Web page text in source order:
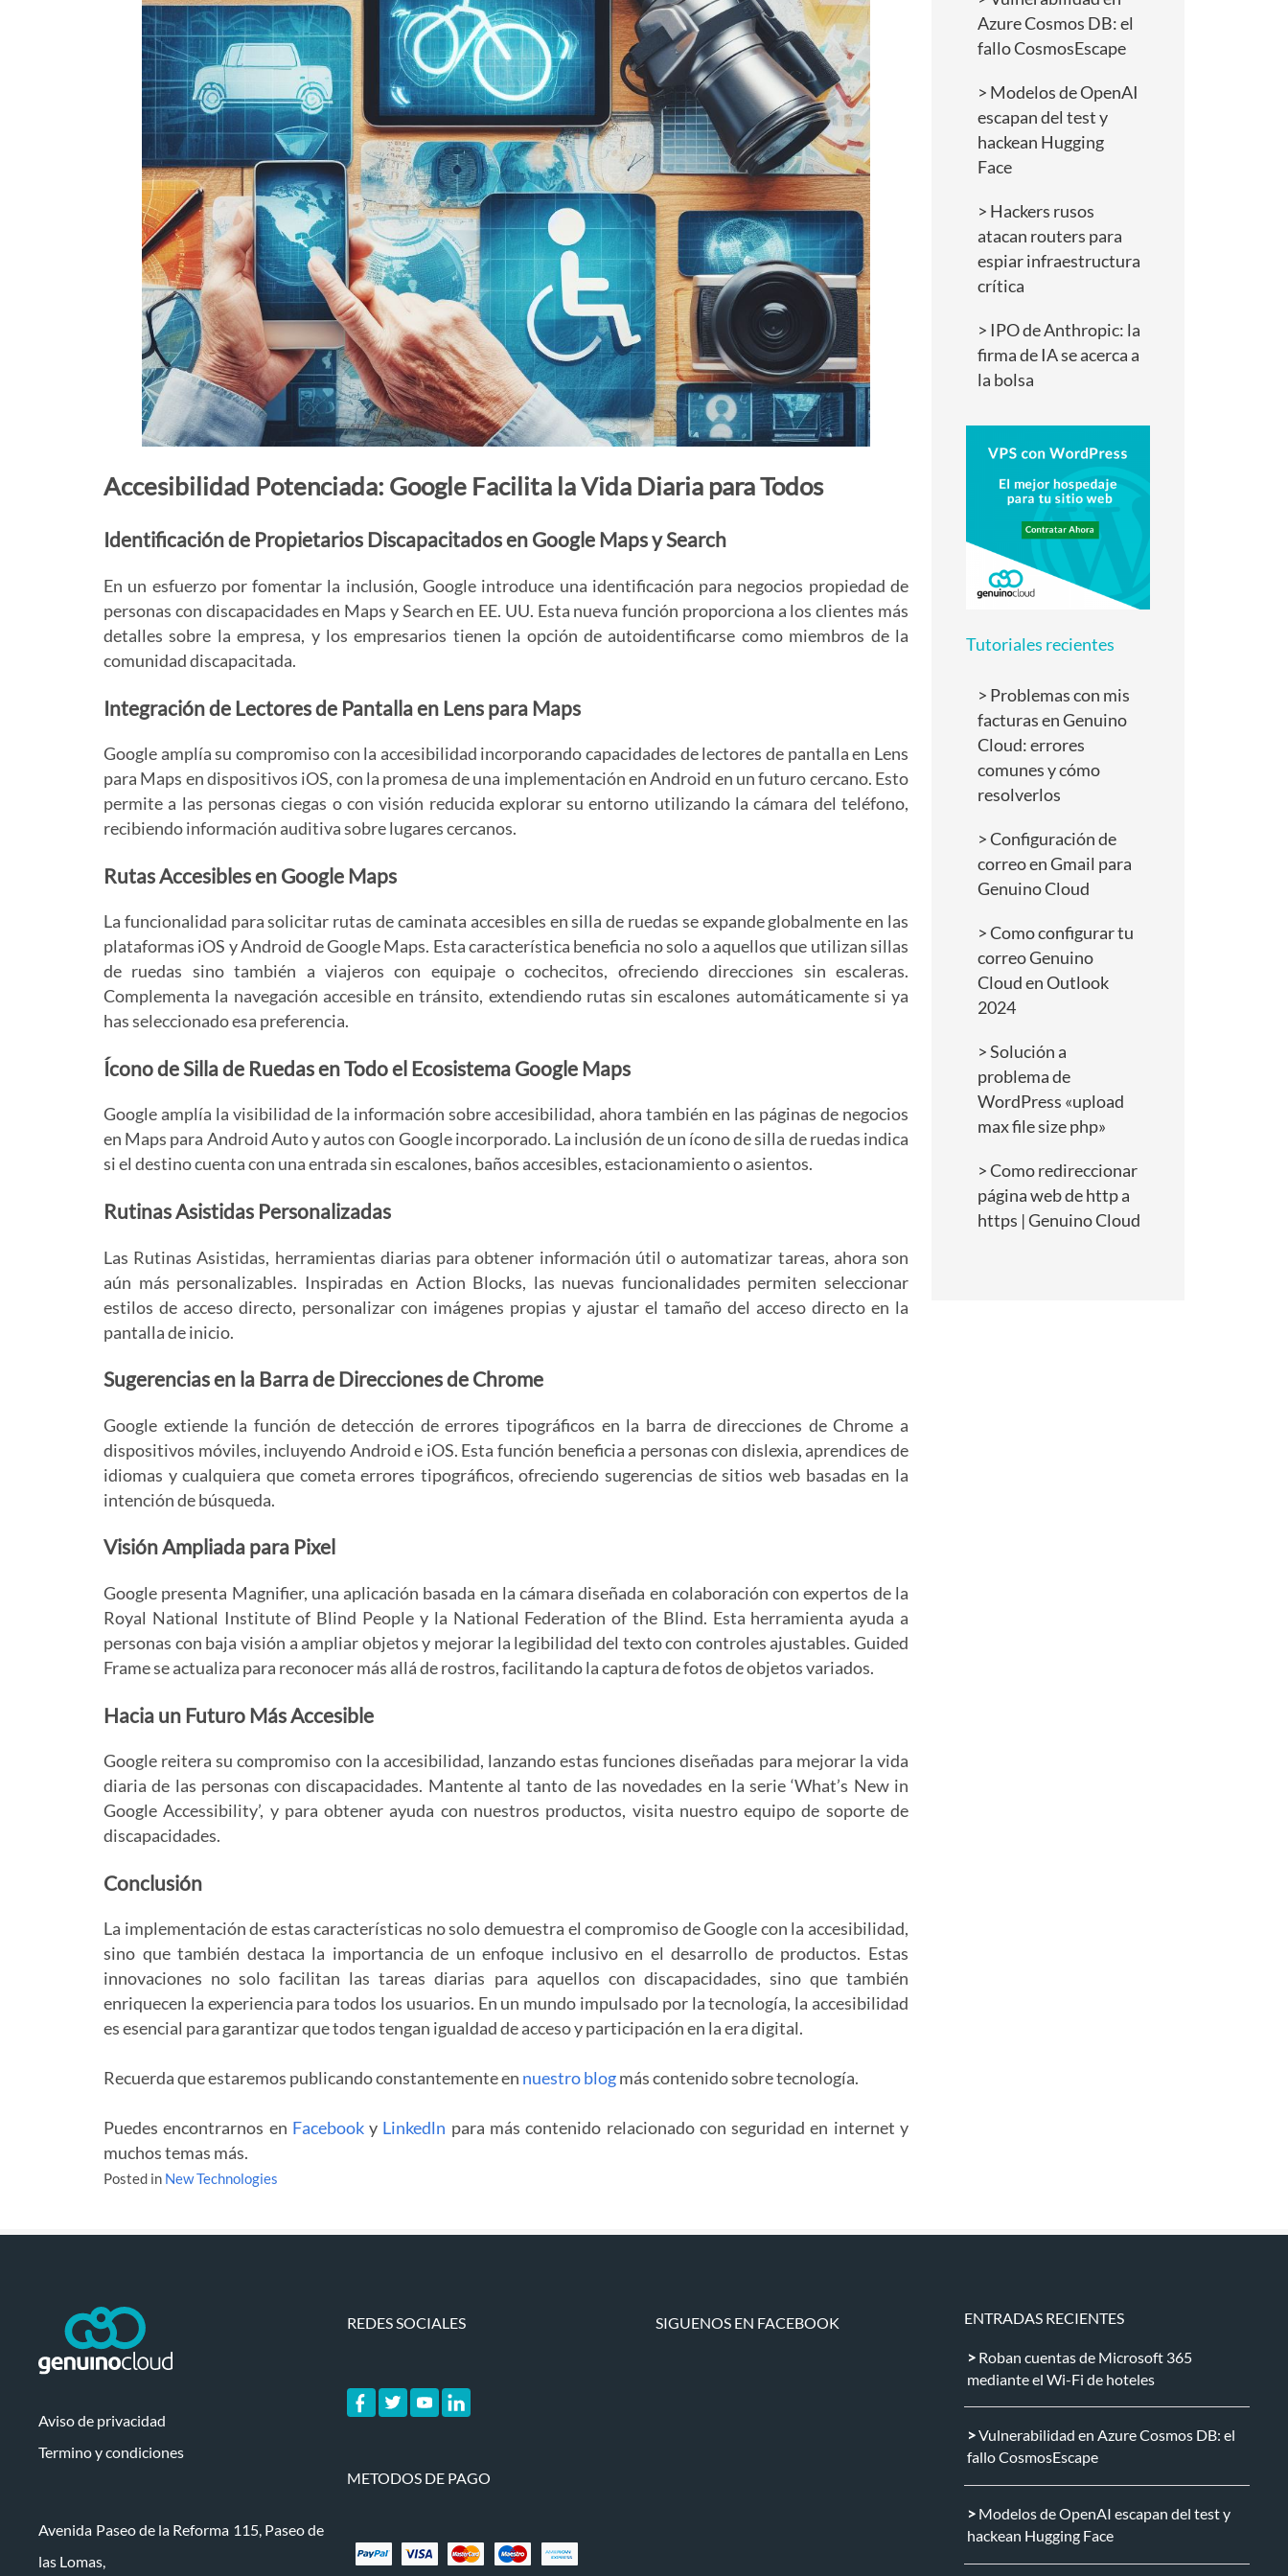
Accesibilidad Potenciada: Google Facilita la Vida Diaria para Todos
Identificación de Propietarios Discapacitados en Google Maps y Search
En un esfuerzo por fomentar la inclusión, Google introduce una identificación para negocios propiedad de
personas con discapacidades en Maps y Search en EE. UU. Esta nueva función proporciona a los clientes más
detalles sobre la empresa, y los empresarios tienen la opción de autoidentificarse como miembros de la
comunidad discapacitada.
Integración de Lectores de Pantalla en Lens para Maps
Google amplía su compromiso con la accesibilidad incorporando capacidades de lectores de pantalla en Lens
para Maps en dispositivos iOS, con la promesa de una implementación en Android en un futuro cercano. Esto
permite a las personas ciegas o con visión reducida explorar su entorno utilizando la cámara del teléfono,
recibiendo información auditiva sobre lugares cercanos.
Rutas Accesibles en Google Maps
La funcionalidad para solicitar rutas de caminata accesibles en silla de ruedas se expande globalmente en las
plataformas iOS y Android de Google Maps. Esta característica beneficia no solo a aquellos que utilizan sillas
de ruedas sino también a viajeros con equipaje o cochecitos, ofreciendo direcciones sin escaleras.
Complementa la navegación accesible en tránsito, extendiendo rutas sin escalones automáticamente si ya
has seleccionado esa preferencia.
Ícono de Silla de Ruedas en Todo el Ecosistema Google Maps
Google amplía la visibilidad de la información sobre accesibilidad, ahora también en las páginas de negocios
en Maps para Android Auto y autos con Google incorporado. La inclusión de un ícono de silla de ruedas indica
si el destino cuenta con una entrada sin escalones, baños accesibles, estacionamiento o asientos.
Rutinas Asistidas Personalizadas
Las Rutinas Asistidas, herramientas diarias para obtener información útil o automatizar tareas, ahora son
aún más personalizables. Inspiradas en Action Blocks, las nuevas funcionalidades permiten seleccionar
estilos de acceso directo, personalizar con imágenes propias y ajustar el tamaño del acceso directo en la
pantalla de inicio.
Sugerencias en la Barra de Direcciones de Chrome
Google extiende la función de detección de errores tipográficos en la barra de direcciones de Chrome a
dispositivos móviles, incluyendo Android e iOS. Esta función beneficia a personas con dislexia, aprendices de
idiomas y cualquiera que cometa errores tipográficos, ofreciendo sugerencias de sitios web basadas en la
intención de búsqueda.
Visión Ampliada para Pixel
Google presenta Magnifier, una aplicación basada en la cámara diseñada en colaboración con expertos de la
Royal National Institute of Blind People y la National Federation of the Blind. Esta herramienta ayuda a
personas con baja visión a ampliar objetos y mejorar la legibilidad del texto con controles ajustables. Guided
Frame se actualiza para reconocer más allá de rostros, facilitando la captura de fotos de objetos variados.
Hacia un Futuro Más Accesible
Google reitera su compromiso con la accesibilidad, lanzando estas funciones diseñadas para mejorar la vida
diaria de las personas con discapacidades. Mantente al tanto de las novedades en la serie ‘What’s New in
Google Accessibility’, y para obtener ayuda con nuestros productos, visita nuestro equipo de soporte de
discapacidades.
Conclusión
La implementación de estas características no solo demuestra el compromiso de Google con la accesibilidad,
sino que también destaca la importancia de un enfoque inclusivo en el desarrollo de productos. Estas
innovaciones no solo facilitan las tareas diarias para aquellos con discapacidades, sino que también
enriquecen la experiencia para todos los usuarios. En un mundo impulsado por la tecnología, la accesibilidad
es esencial para garantizar que todos tengan igualdad de acceso y participación en la era digital.
Recuerda que estaremos publicando constantemente en nuestro blogmás contenido sobre tecnología.
Puedes encontrarnos en Facebooky Linkedln para más contenido relacionado con seguridad en internet y
muchos temas más.
Posted in New Technologies
Azure Cosmos DB: el
fallo CosmosEscape
Modelos de OpenAI
escapan del test y
hackean Hugging
Face
Hackers rusos
atacan routers para
espiar infraestructura
crítica
IPO de Anthropic: la
firma de IA se acerca a
la bolsa
Tutoriales recientes
Problemas con mis
facturas en Genuino
Cloud: errores
comunes y cómo
resolverlos
Configuración de
correo en Gmail para
Genuino Cloud
Como configurar tu
correo Genuino
Cloud en Outlook
2024
Solución a
problema de
WordPress «upload
max file size php»
Como redireccionar
página web de http a
https | Genuino Cloud
Aviso de privacidad
Termino y condiciones
Avenida Paseo de la Reforma 115, Paseo de
las Lomas,
REDES SOCIALES
METODOS DE PAGO
SIGUENOS EN FACEBOOK ENTRADAS RECIENTES
Roban cuentas de Microsoft 365
mediante el Wi-Fi de hoteles
Vulnerabilidad en Azure Cosmos DB: el
fallo CosmosEscape
Modelos de OpenAI escapan del test y
hackean Hugging Face